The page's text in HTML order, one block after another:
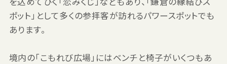
ポット」として多くの参拝客が訪れるパワースポットでも
あります。
境内の「こもれび広場」にはベンチと椅子がいくつもあ